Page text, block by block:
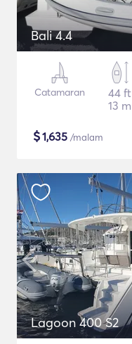
Bali 4.4
Catamaran
44 ft
13 m
$1,635 /malam
Lagoon 400 S2